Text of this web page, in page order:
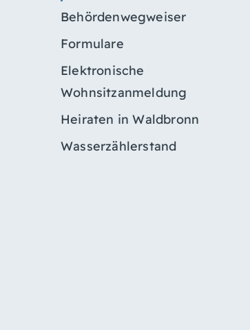
Behördenwegweiser
Formulare
Elektronische
Wohnsitzanmeldung
Heiraten in Waldbronn
Wasserzählerstand